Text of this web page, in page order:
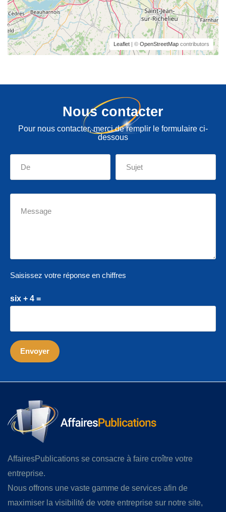
Leaflet | © OpenStreetMap contributors
Nous contacter
Pour nous contacter, merci de remplir le formulaire ci-
dessous
Saisissez votre réponse en chiffres
six + 4 =
AffairesPublications se consacre à faire croître votre
entreprise.
Nous offrons une vaste gamme de services afin de
maximiser la visibilité de votre entreprise sur notre site,